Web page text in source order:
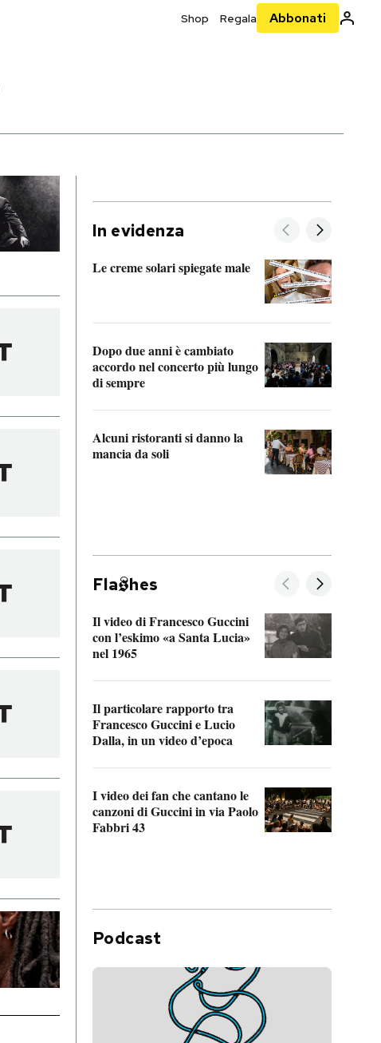
Shop Regala Abbonati
In evidenza
Le creme solari spiegate male
Dopo due anni è cambiato
accordo nel concerto più lungo
di sempre
Alcuni ristoranti si danno la
mancia da soli
Fla hes
Il video di Francesco Guccini
con l’eskimo «a Santa Lucia»
nel 1965
Il particolare rapporto tra
Francesco Guccini e Lucio
Dalla, in un video d’epoca
I video dei fan che cantano le
canzoni di Guccini in via Paolo
Fabbri 43
Podcast